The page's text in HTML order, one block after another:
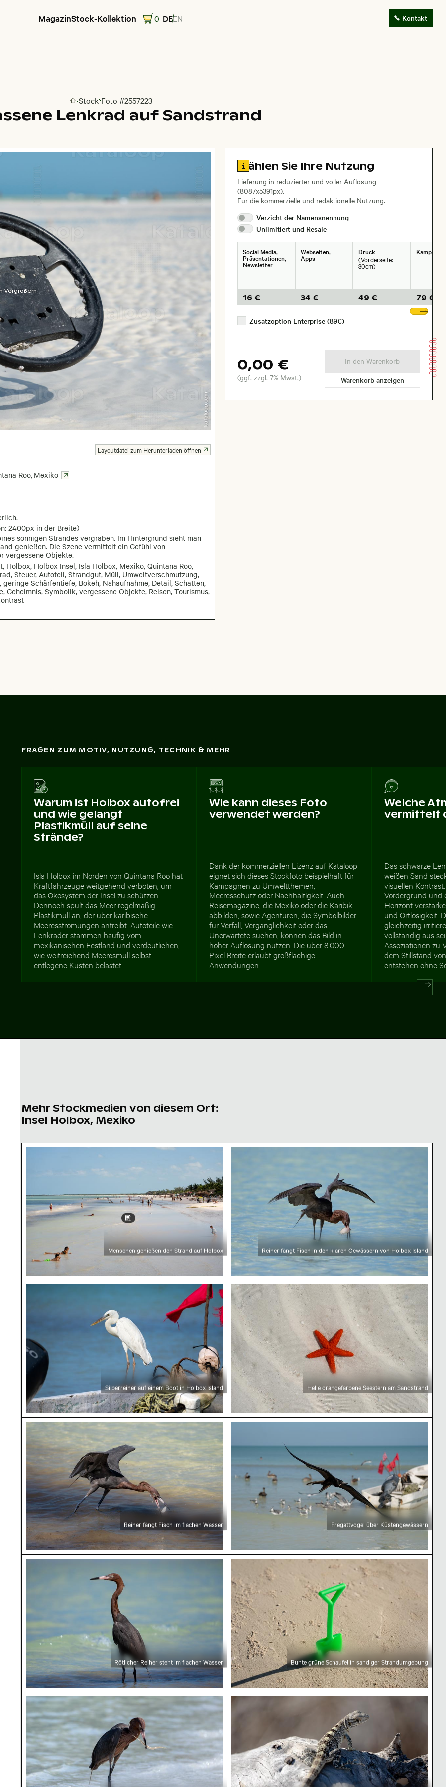
MagazinStock-Kollektion 0 DEEN Kontakt
Zur Homepage
Stock Foto #2557223
Lenkrad auf Sandstrand
Vergrößern
Roo, Mexiko
2400px in der Breite)
sonnigen Strandes vergraben. Im Hintergrund sieht man
genießen. Die Szene vermittelt ein Gefühl von
vergessene Objekte.
Holbox, Holbox Insel, Isla Holbox, Mexiko, Quintana Roo,
Steuer, Autoteil, Strandgut, Müll, Umweltverschmutzung,
Schärfentiefe, Bokeh, Nahaufnahme, Detail, Schatten,
Symbolik, vergessene Objekte, Reisen, Tourismus,
Layoutdatei zum Herunterladen öffnen
Zu den Lizenzinformationen springen
Wählen Sie Ihre Nutzung
Lieferung in reduzierter und voller Auflösung
(8087x5391px).
Für die kommerzielle und redaktionelle Nutzung.
Verzicht der Namensnennung
Unlimitiert und Resale
Social Media,
Präsentationen,
Newsletter
16 €
Webseiten,
Apps
34 €
Druck
(Vorderseite:
30cm)
49 €
79 €
Zusatzoption Enterprise (89€)
0,00 €
(ggf. zzgl. 7% Mwst.)
In den Warenkorb
Warenkorb anzeigen
FRAGEN ZUM MOTIV, NUTZUNG, TECHNIK & MEHR
Warum ist Holbox autofrei
und wie gelangt
Plastikmüll auf seine
Strände?
Isla Holbox im Norden von Quintana Roo hat
Kraftfahrzeuge weitgehend verboten, um
das Ökosystem der Insel zu schützen.
Dennoch spült das Meer regelmäßig
Plastikmüll an, der über karibische
Meeresströmungen antreibt. Autoteile wie
Lenkräder stammen häufig vom
mexikanischen Festland und verdeutlichen,
wie weitreichend Meeresmüll selbst
entlegene Küsten belastet.
Wie kann dieses Foto
verwendet werden?
Dank der kommerziellen Lizenz auf Kataloop
eignet sich dieses Stockfoto beispielhaft für
Kampagnen zu Umweltthemen,
Meeresschutz oder Nachhaltigkeit. Auch
Reisemagazine, die Mexiko oder die Karibik
abbilden, sowie Agenturen, die Symbolbilder
für Verfall, Vergänglichkeit oder das
Unerwartete suchen, können das Bild in
hoher Auflösung nutzen. Die über 8.000
Pixel Breite erlaubt großflächige
Anwendungen.
Welche
vermittelt
Das schwarze
weißen Sand
visuellen
Vordergrund und
Horizont
und Ortlosigkeit.
gleichzeitig
vollständig aus
Assoziationen zu
dem Stillstand
entstehen ohne
Mehr Stockmedien von diesem Ort:
Insel Holbox, Mexiko
Menschen genießen den Strand auf Holbox
Menschen genießen den Strand auf Holbox
Reiher fängt Fisch in den klaren Gewässern von
Reiher fängt Fisch in den klaren Gewässern von Holbox Island
Silberreiher auf einem Boot in Holbox Island
Silberreiher auf einem Boot in Holbox Island
Helle orangefarbene Seestern am Sandstrand
Helle orangefarbene Seestern am Sandstrand
Reiher fängt Fisch im flachen Wasser
Reiher fängt Fisch im flachen Wasser
Fregattvogel über Küstengewässern
Fregattvogel über Küstengewässern
Rötlicher Reiher steht im flachen Wasser
Rötlicher Reiher steht im flachen Wasser
Bunte grüne Schaufel in sandiger
Bunte grüne Schaufel in sandiger Strandumgebung
Rötlicher Reiher fängt Fisch auf Holbox Insel Nahaufnahme einer Eidechse auf einem